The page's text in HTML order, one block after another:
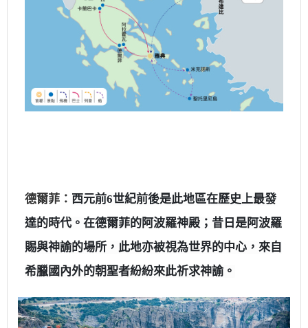
德爾菲： 西元前6世紀前後是此地區在歷史上最發
達的時代。在德爾菲的阿波羅神殿；昔日是阿波羅
賜與神諭的場所，此地亦被視為世界的中心，來自
希臘國內外的朝聖者紛紛來此祈求神諭。